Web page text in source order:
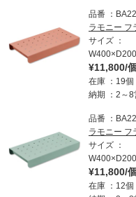
品番
ラモニー フ
サイズ
¥11,800/個
在庫
19個
納期
2～8
品番
ラモニー フ
サイズ
¥11,800/個
在庫
12個